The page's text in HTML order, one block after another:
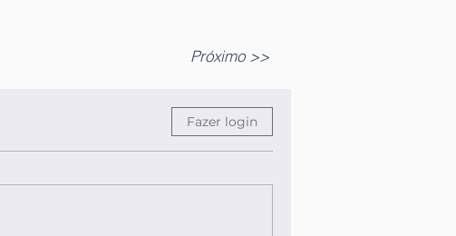
Próximo >>
Fazer login